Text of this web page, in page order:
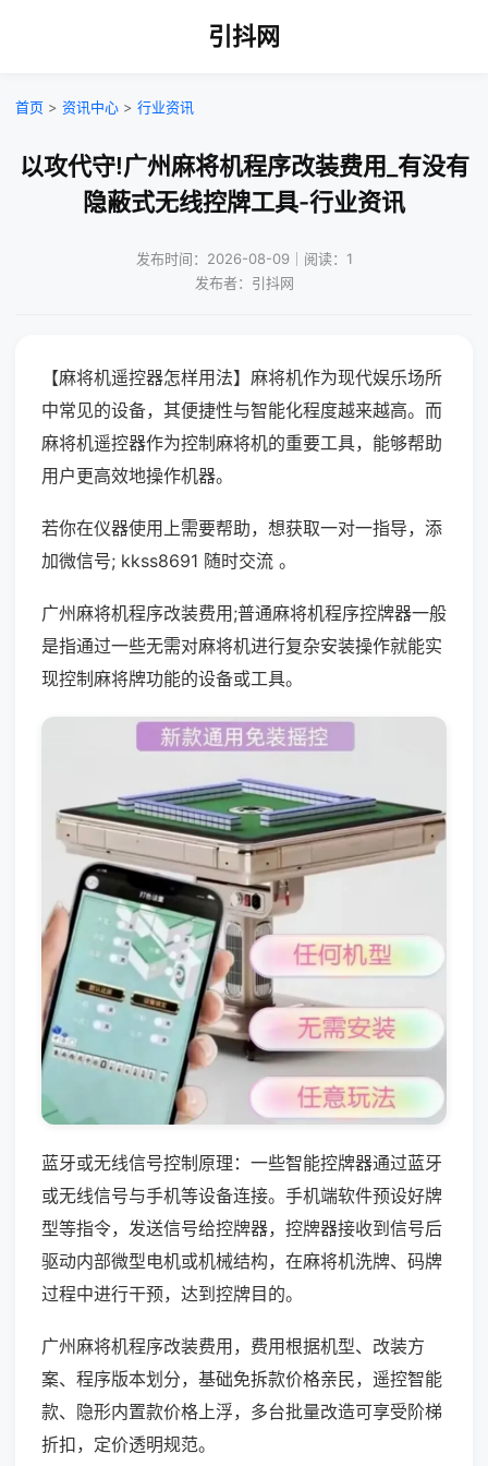
引抖网
首页 > 资讯中心 > 行业资讯
以攻代守!广州麻将机程序改装费用_有没有
隐蔽式无线控牌工具-行业资讯
发布时间：2026-08-09｜阅读：1
发布者：引抖网
【麻将机遥控器怎样用法】麻将机作为现代娱乐场所
中常见的设备，其便捷性与智能化程度越来越高。而
麻将机遥控器作为控制麻将机的重要工具，能够帮助
用户更高效地操作机器。
若你在仪器使用上需要帮助，想获取一对一指导，添
加微信号; kkss8691 随时交流 。
广州麻将机程序改装费用;普通麻将机程序控牌器一般
是指通过一些无需对麻将机进行复杂安装操作就能实
现控制麻将牌功能的设备或工具。
蓝牙或无线信号控制原理：一些智能控牌器通过蓝牙
或无线信号与手机等设备连接。手机端软件预设好牌
型等指令，发送信号给控牌器，控牌器接收到信号后
驱动内部微型电机或机械结构，在麻将机洗牌、码牌
过程中进行干预，达到控牌目的。
广州麻将机程序改装费用，费用根据机型、改装方
案、程序版本划分，基础免拆款价格亲民，遥控智能
款、隐形内置款价格上浮，多台批量改造可享受阶梯
折扣，定价透明规范。